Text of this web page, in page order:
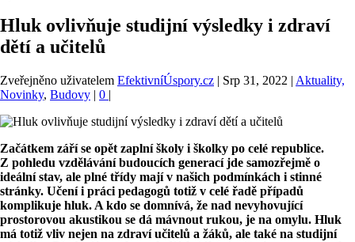
Hluk ovlivňuje studijní výsledky i zdraví
dětí a učitelů
Zveřejněno uživatelem EfektivníÚspory.cz | Srp 31, 2022 | Aktuality,
Novinky, Budovy | 0 |
Začátkem září se opět zaplní školy i školky po celé republice.
Z pohledu vzdělávání budoucích generací jde samozřejmě o
ideální stav, ale plné třídy mají v našich podmínkách i stinné
stránky. Učení i práci pedagogů totiž v celé řadě případů
komplikuje hluk. A kdo se domnívá, že nad nevyhovující
prostorovou akustikou se dá mávnout rukou, je na omylu. Hluk
má totiž vliv nejen na zdraví učitelů a žáků, ale také na studijní